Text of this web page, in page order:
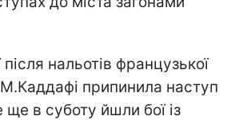
після нальотів французької
М.Каддафі припинила наступ
ще в суботу йшли бої із